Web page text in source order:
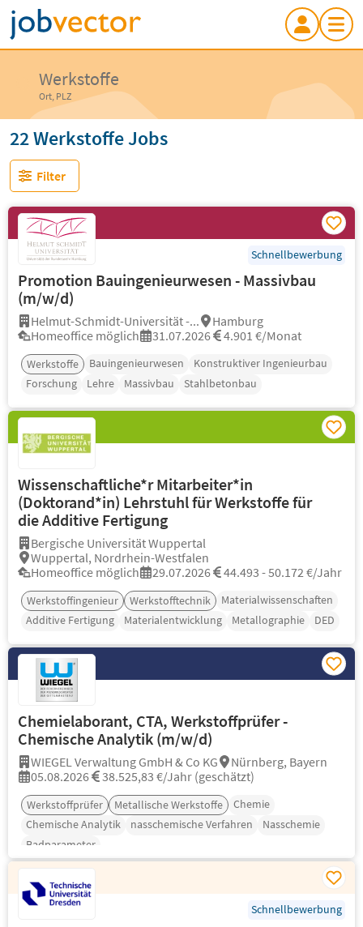
Werkstoffe
Ort, PLZ
22 Werkstoffe Jobs
Filter
Schnellbewerbung
Promotion Bauingenieurwesen - Massivbau
(m/w/d)
Helmut-Schmidt-Universität -...
Hamburg
Homeoffice möglich
31.07.2026 4.901 €/Monat
Werkstoffe Bauingenieurwesen
Konstruktiver Ingenieurbau
Forschung
Lehre Massivbau Stahlbetonbau
Wissenschaftliche*r Mitarbeiter*in
(Doktorand*in) Lehrstuhl für Werkstoffe für
die Additive Fertigung
Bergische Universität Wuppertal
Wuppertal, Nordrhein-Westfalen
Homeoffice möglich
29.07.2026 44.493 - 50.172 €/Jahr
Werkstoffingenieur Werkstofftechnik
Materialwissenschaften
Additive Fertigung
Materialentwicklung Metallographie DED
Chemielaborant, CTA, Werkstoffprüfer -
Chemische Analytik (m/w/d)
WIEGEL Verwaltung GmbH & Co KG
Nürnberg, Bayern
05.08.2026
38.525,83 €/Jahr (geschätzt)
Werkstoffprüfer Metallische Werkstoffe
Chemie
Chemische Analytik
nasschemische Verfahren
Nasschemie
Badparameter
Schnellbewerbung